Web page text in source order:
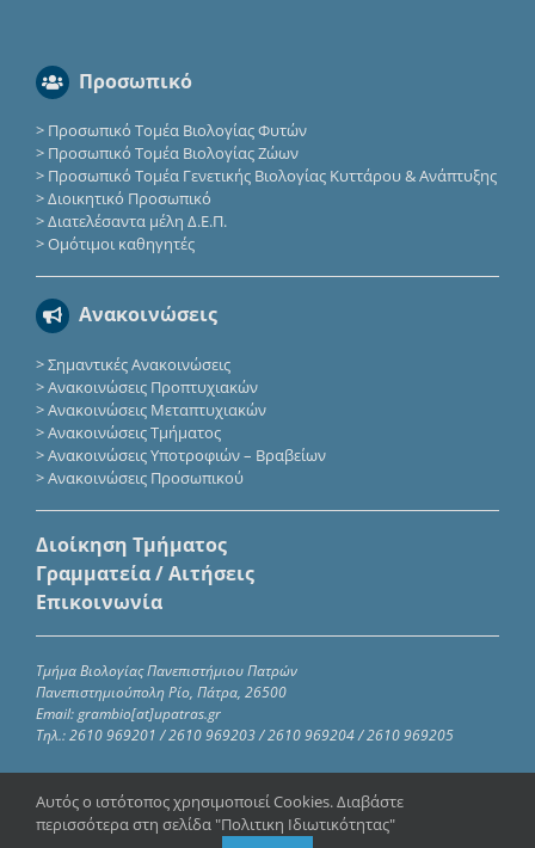
Προσωπικό
> Προσωπικό Τομέα Βιολογίας Φυτών
> Προσωπικό Τομέα Βιολογίας Ζώων
> Προσωπικό Τομέα Γενετικής Βιολογίας Κυττάρου & Ανάπτυξης
>Διοικητικό Προσωπικό
>Διατελέσαντα μέλη Δ.Ε.Π.
>Ομότιμοι καθηγητές
Ανακοινώσεις
>Σημαντικές Ανακοινώσεις
>Ανακοινώσεις Προπτυχιακών
>Ανακοινώσεις Μεταπτυχιακών
>Ανακοινώσεις Τμήματος
>Ανακοινώσεις Υποτροφιών – Βραβείων
>Ανακοινώσεις Προσωπικού
Διοίκηση Τμήματος
Γραμματεία / Αιτήσεις
Επικοινωνία
Τμήμα Βιολογίας Πανεπιστήμιου Πατρών
Πανεπιστημιούπολη Ρίο, Πάτρα, 26500
Email: grambio[at]upatras.gr
Τηλ.: 2610 969201 / 2610 969203 / 2610 969204 / 2610 969205
Copyright 2023 – 2024 | Τμήμα Βιολογίας Πανεπιστημίου
Αυτός ο ιστότοπος χρησιμοποιεί Cookies. Διαβάστε
περισσότερα στη σελίδα "Πολιτικη Ιδιωτικότητας"